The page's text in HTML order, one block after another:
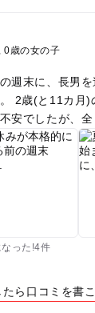
の真夏でも涼し
になりました。 初
す。 またぜひとも参加
0歳の女の子
週末に、長男
早
安でしたが、全
菜収穫、
。 ズッキーニやトマ
エンドウ等々、
ですが、生きて
流れ終わったソ
りとられてい
なった!4件
ら口コミを書